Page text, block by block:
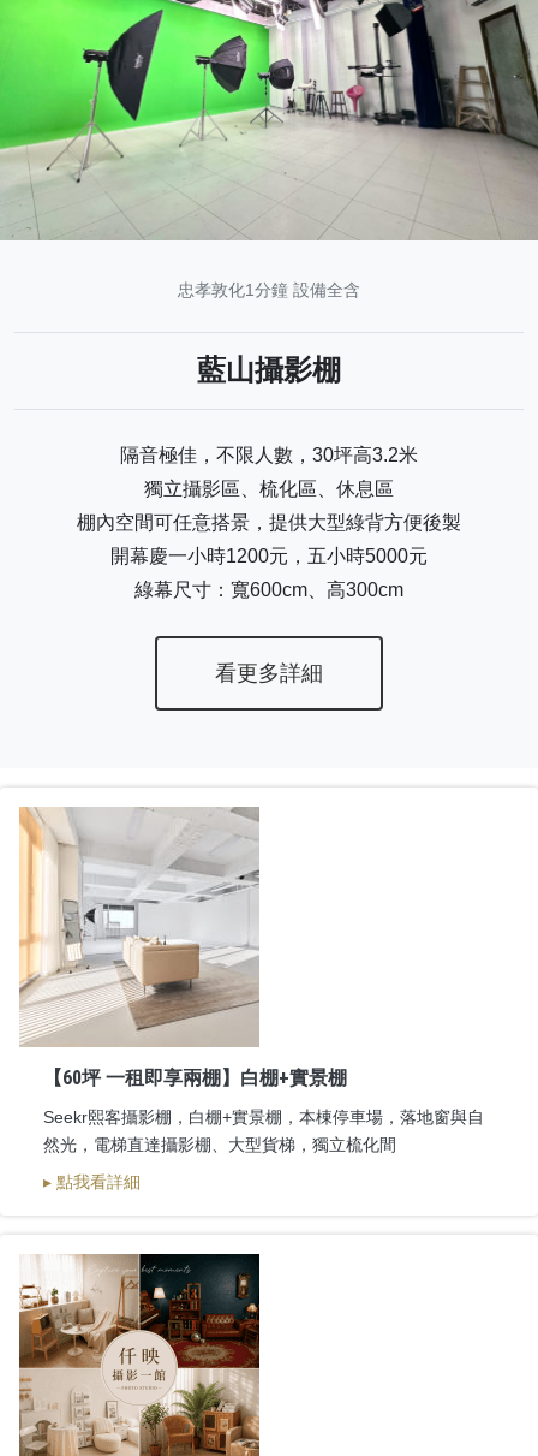
忠孝敦化1分鐘 設備全含
藍山攝影棚
隔音極佳，不限人數，30坪高3.2米
獨立攝影區、梳化區、休息區
棚內空間可任意搭景，提供大型綠背方便後製
開幕慶一小時1200元，五小時5000元
綠幕尺寸：寬600cm、高300cm
看更多詳細
【60坪 一租即享兩棚】白棚+實景棚
Seekr熙客攝影棚，白棚+實景棚，本棟停車場，落地窗與自
然光，電梯直達攝影棚、大型貨梯，獨立梳化間
▸ 點我看詳細